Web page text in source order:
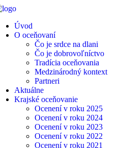
Úvod
O oceňovaní
Čo je srdce na dlani
Čo je dobrovoľníctvo
Tradícia oceňovania
Medzinárodný kontext
Partneri
Aktuálne
Krajské oceňovanie
Ocenení v roku 2025
Ocenení v roku 2024
Ocenení v roku 2023
Ocenení v roku 2022
Ocenení v roku 2021